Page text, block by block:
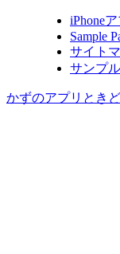
iPhone
Sample
サイト
サンプ
かずのアプリとき